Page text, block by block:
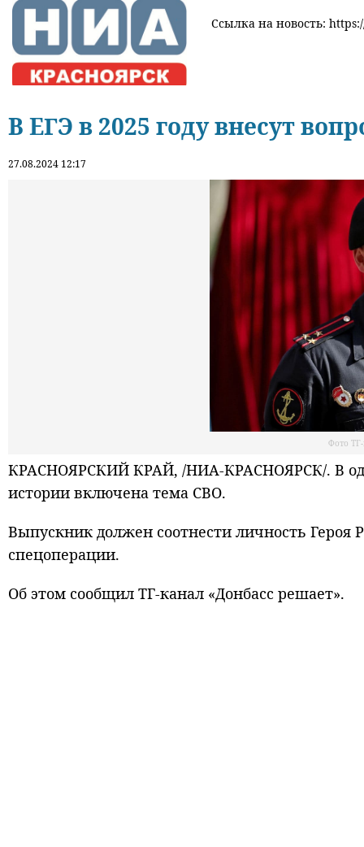
Ссылка на новость:
В ЕГЭ в 2025 году внесут
27.08.2024 12:17
Фото
КРАСНОЯРСКИЙ КРАЙ, /НИА-КРАСНОЯРСК/. В
истории включена тема СВО.
Выпускник должен соотнести личность
спецоперации.
Об этом сообщил ТГ-канал «Донбасс решает».